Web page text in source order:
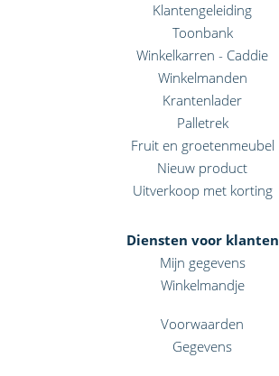
Klantengeleiding
Toonbank
Winkelkarren - Caddie
Winkelmanden
Krantenlader
Palletrek
Fruit en groetenmeubel
Nieuw product
Uitverkoop met korting
Diensten voor klanten
Mijn gegevens
Winkelmandje
Voorwaarden
Gegevens